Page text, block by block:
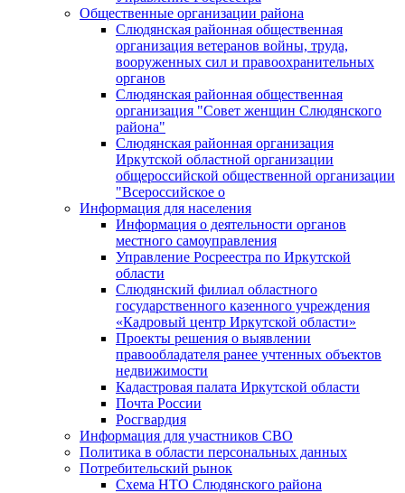
Общественные организации района
Слюдянская районная общественная
организация ветеранов войны, труда,
вооруженных сил и правоохранительных
органов
Слюдянская районная общественная
организация "Совет женщин Слюдянского
района"
Слюдянская районная организация
Иркутской областной организации
общероссийской общественной организации
"Всероссийское о
Информация для населения
Информация о деятельности органов
местного самоуправления
Управление Росреестра по Иркутской
области
Слюдянский филиал областного
государственного казенного учреждения
«Кадровый центр Иркутской области»
Проекты решения о выявлении
правообладателя ранее учтенных объектов
недвижимости
Кадастровая палата Иркутской области
Почта России
Росгвардия
Информация для участников СВО
Политика в области персональных данных
Потребительский рынок
Схема НТО Слюдянского района